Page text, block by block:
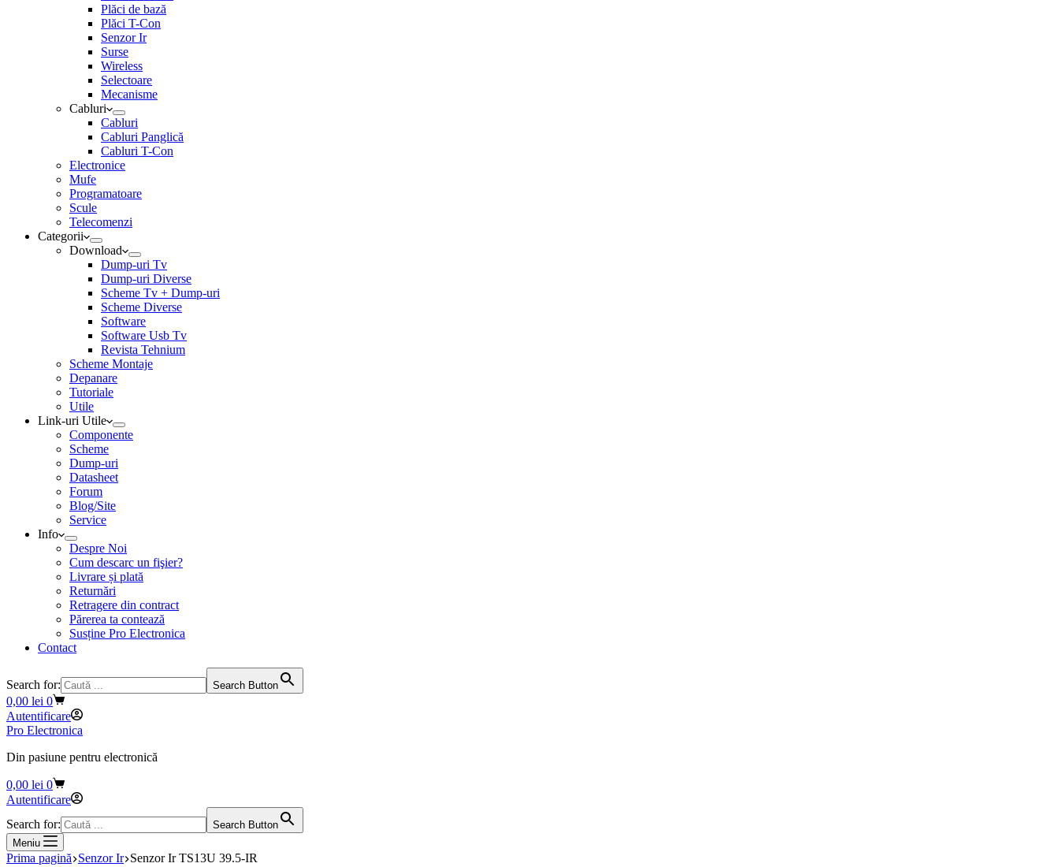
Plăci de bază
Plăci T-Con
Senzor Ir
Surse
Wireless
Selectoare
Mecanisme
Cabluri
Cabluri
Cabluri Panglică
Cabluri T-Con
Electronice
Mufe
Programatoare
Scule
Telecomenzi
Categorii
Download
Dump-uri Tv
Dump-uri Diverse
Scheme Tv + Dump-uri
Scheme Diverse
Software
Software Usb Tv
Revista Tehnium
Scheme Montaje
Depanare
Tutoriale
Utile
Link-uri Utile
Componente
Scheme
Dump-uri
Datasheet
Forum
Blog/Site
Service
Info
Despre Noi
Cum descarc un fişier?
Livrare și plată
Returnări
Retragere din contract
Părerea ta contează
Susține Pro Electronica
Contact
Search for: Search Button
Coș
de
cumpărături
0,00 lei 0
Autentificare
Pro Electronica
Din pasiune pentru electronică
Coș
de
0,00 lei 0
Autentificare
Search for:
Search Button
Meniu
Prima pagină Senzor Ir Senzor Ir TS13U 39.5-IR